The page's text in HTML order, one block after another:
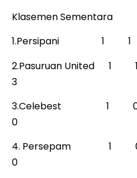
Klasemen Sementara
1.Persipani
2.Pasuruan
3
3.Celebest
0
4.
0